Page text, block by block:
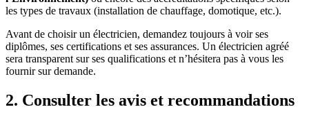
les types de travaux (installation de chauffage, domotique, etc.).
Avant de choisir un électricien, demandez toujours à voir ses
diplômes, ses certifications et ses assurances. Un électricien agréé
sera transparent sur ses qualifications et n’hésitera pas à vous les
fournir sur demande.
2. Consulter les avis et recommandations